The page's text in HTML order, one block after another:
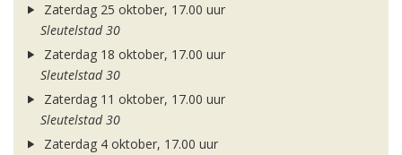
Zaterdag 25 oktober, 17.00 uur
Sleutelstad 30
Zaterdag 18 oktober, 17.00 uur
Sleutelstad 30
Zaterdag 11 oktober, 17.00 uur
Sleutelstad 30
Zaterdag 4 oktober, 17.00 uur